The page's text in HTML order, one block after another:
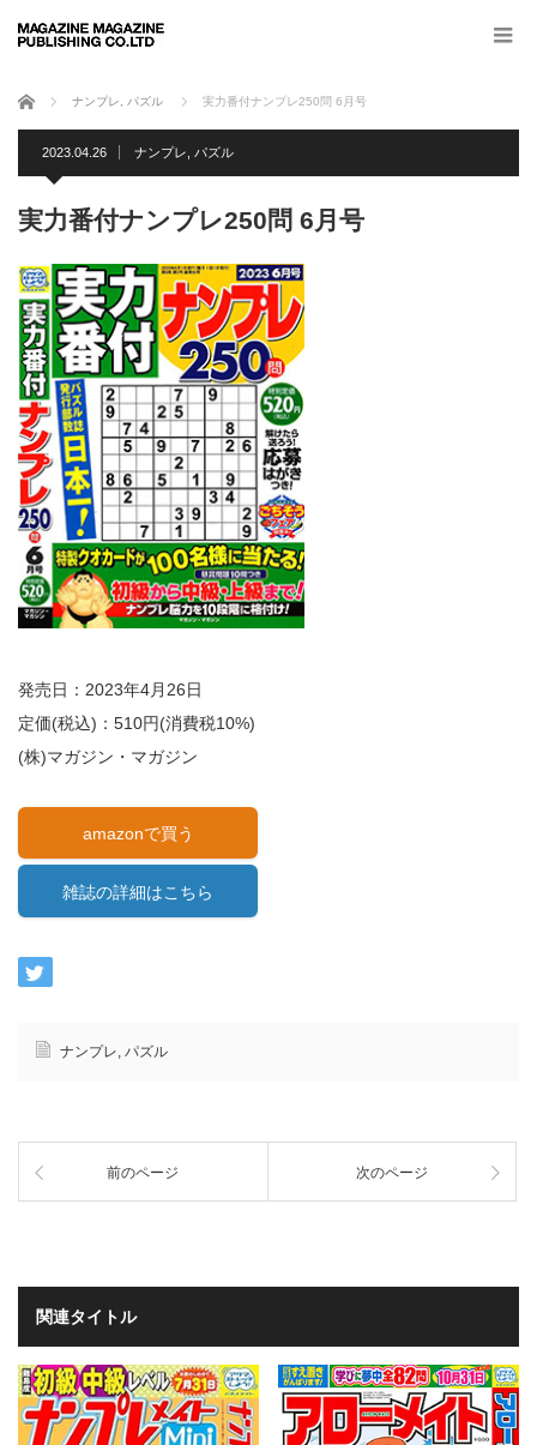
ホーム ナンプレ パズル 実力番付ナンプレ250問 6月号
2023.04.26 ナンプレ パズル
実力番付ナンプレ250問 6月号
発売日：2023年4月26日
定価(税込)：510円(消費税10%)
(株)マガジン・マガジン
amazonで買う
雑誌の詳細はこちら
ナンプレ パズル
前のページ 次のページ
関連タイトル